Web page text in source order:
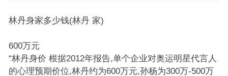
林丹身家多少钱(林丹 家)
600万元
“林丹身价 根据2012年报告,单个企业对奥运明星代言人
的心理预期价位,林丹约为600万元,孙杨为300万-500万